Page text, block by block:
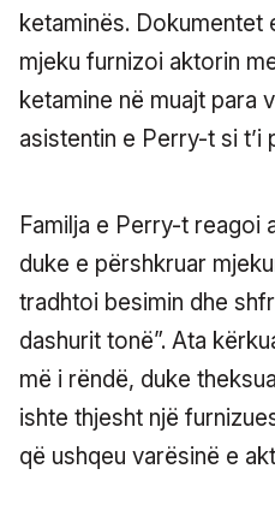
ketaminës.
mjeku furnizoi aktorin
ketamine në muajt para
asistentin e Perry-t si
Familja e Perry-t reagoi
duke e përshkruar
tradhtoi besimin dhe
dashurit tonë”. Ata
më i rëndë, duke
ishte thjesht një
që ushqeu varësinë e